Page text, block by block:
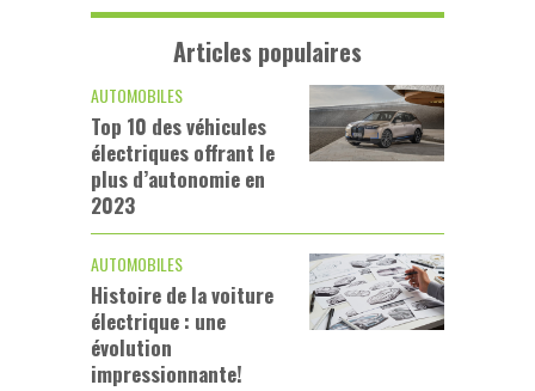
Articles populaires
AUTOMOBILES
Top 10 des véhicules
électriques offrant le
plus d’autonomie en
2023
AUTOMOBILES
Histoire de la voiture
électrique : une
évolution
impressionnante!